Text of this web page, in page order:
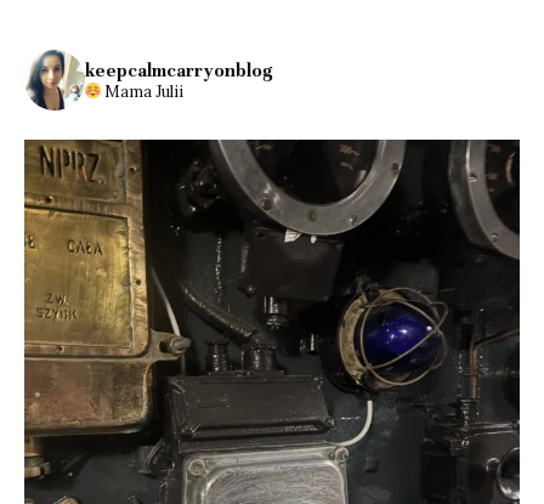
keepcalmcarryonblog
Mama Julii